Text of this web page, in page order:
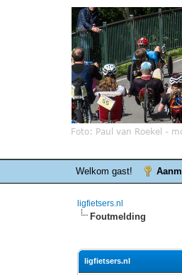
Welkom gast!
ligfietsers.nl
Foutmelding
ligfietsers.nl